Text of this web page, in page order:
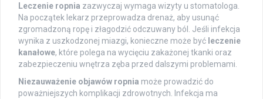
Leczenie ropnia zazwyczaj wymaga wizyty u stomatologa.
Na początek lekarz przeprowadza drenaż, aby usunąć
zgromadzoną ropę i złagodzić odczuwany ból. Jeśli infekcja
wynika z uszkodzonej miazgi, konieczne może być leczenie
kanałowe, które polega na wycięciu zakażonej tkanki oraz
zabezpieczeniu wnętrza zęba przed dalszymi problemami.
Niezauważenie objawów ropnia może prowadzić do
poważniejszych komplikacji zdrowotnych. Infekcja ma